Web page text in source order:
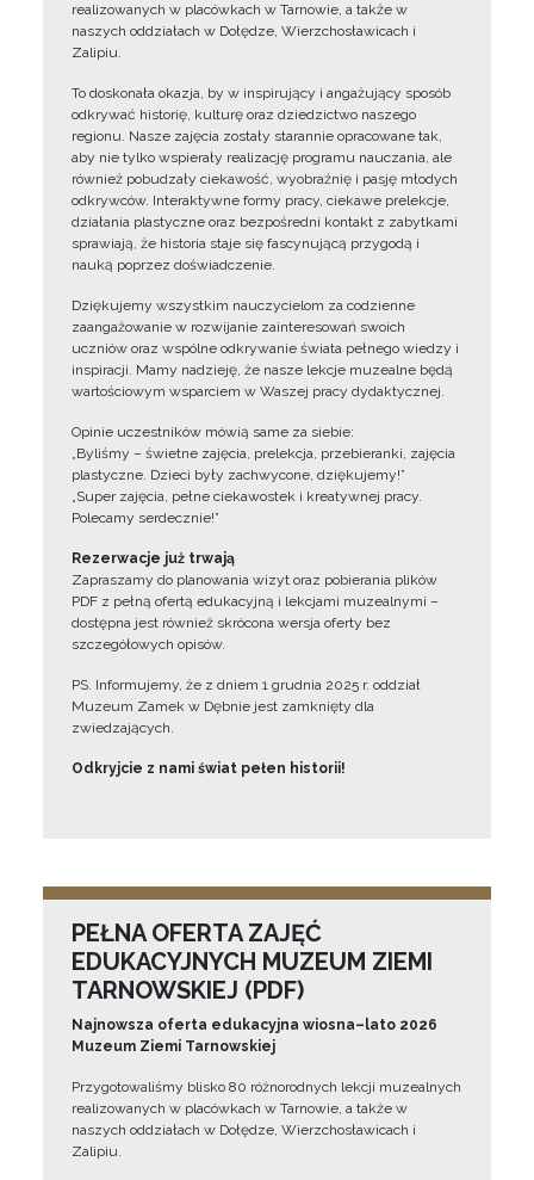
realizowanych w placówkach w Tarnowie, a także w
naszych oddziałach w Dołędze, Wierzchosławicach i
Zalipiu.
To doskonała okazja, by w inspirujący i angażujący sposób
odkrywać historię, kulturę oraz dziedzictwo naszego
regionu. Nasze zajęcia zostały starannie opracowane tak,
aby nie tylko wspierały realizację programu nauczania, ale
również pobudzały ciekawość, wyobraźnię i pasję młodych
odkrywców. Interaktywne formy pracy, ciekawe prelekcje,
działania plastyczne oraz bezpośredni kontakt z zabytkami
sprawiają, że historia staje się fascynującą przygodą i
nauką poprzez doświadczenie.
Dziękujemy wszystkim nauczycielom za codzienne
zaangażowanie w rozwijanie zainteresowań swoich
uczniów oraz wspólne odkrywanie świata pełnego wiedzy i
inspiracji. Mamy nadzieję, że nasze lekcje muzealne będą
wartościowym wsparciem w Waszej pracy dydaktycznej.
Opinie uczestników mówią same za siebie:
„Byliśmy – świetne zajęcia, prelekcja, przebieranki, zajęcia
plastyczne. Dzieci były zachwycone, dziękujemy!”
„Super zajęcia, pełne ciekawostek i kreatywnej pracy.
Polecamy serdecznie!”
Rezerwacje już trwają
Zapraszamy do planowania wizyt oraz pobierania plików
PDF z pełną ofertą edukacyjną i lekcjami muzealnymi –
dostępna jest również skrócona wersja oferty bez
szczegółowych opisów.
PS. Informujemy, że z dniem 1 grudnia 2025 r. oddział
Muzeum Zamek w Dębnie jest zamknięty dla
zwiedzających.
Odkryjcie z nami świat pełen historii!
PEŁNA OFERTA ZAJĘĆ
EDUKACYJNYCH MUZEUM ZIEMI
TARNOWSKIEJ (PDF)
Najnowsza oferta edukacyjna wiosna–lato 2026
Muzeum Ziemi Tarnowskiej
Przygotowaliśmy blisko 80 różnorodnych lekcji muzealnych
realizowanych w placówkach w Tarnowie, a także w
naszych oddziałach w Dołędze, Wierzchosławicach i
Zalipiu.